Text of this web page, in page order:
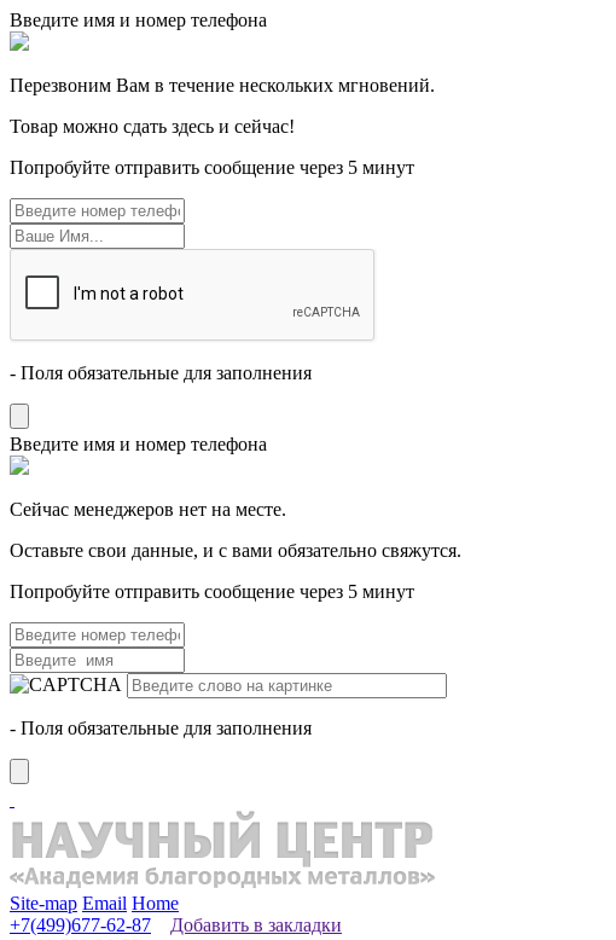
Введите имя и номер телефона
Перезвоним Вам в течение нескольких мгновений.
Товар можно сдать здесь и сейчас!
Попробуйте отправить сообщение через 5 минут
- Поля обязательные для заполнения
Введите имя и номер телефона
Cейчас менеджеров нет на месте.
Оставьте свои данные, и с вами обязательно свяжутся.
Попробуйте отправить сообщение через 5 минут
- Поля обязательные для заполнения
Site-map Email Home
+7(499)677-62-87
Добавить в закладки